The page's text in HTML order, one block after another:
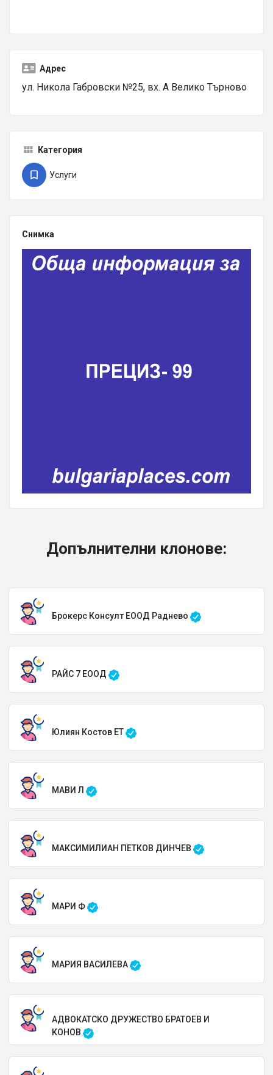
Адрес
ул. Никола Габровски №25, вх. А Велико Търново
Категория
Услуги
Снимка
Допълнителни клонове:
Брокерс Консулт ЕООД Раднево
РАЙС 7 ЕООД
Юлиян Костов ЕТ
МАВИ Л
МАКСИМИЛИАН ПЕТКОВ ДИНЧЕВ
МАРИ Ф
МАРИЯ ВАСИЛЕВА
АДВОКАТСКО ДРУЖЕСТВО БРАТОЕВ И
КОНОВ